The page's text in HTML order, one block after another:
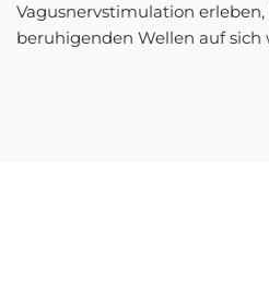
Vagusnervstimulation erleben,
beruhigenden Wellen auf sich